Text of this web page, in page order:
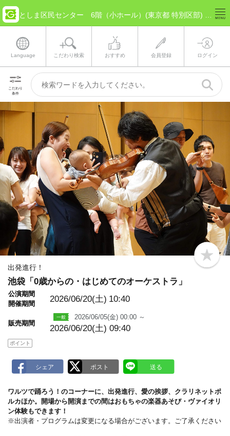
Language こだわり検索 おすすめ 会員登録 ログイン
こだわり
条件
b
o
出発進行！
池袋「0歳からの・はじめてのオーケストラ」
公演期間
開催期間
2026/06/20(土) 10:40
販売期間
2026/06/05(金) 00:00 ～
2026/06/20(土) 09:40
ポイント
ワルツで踊ろう！のコーナーに、出発進行、愛の挨拶、クラリネットポ
ルカほか。開場から開演までの間はおもちゃの楽器あそび・ヴァイオリ
ン体験もできます！
※出演者・プログラムは変更になる場合がございます。ご了承ください